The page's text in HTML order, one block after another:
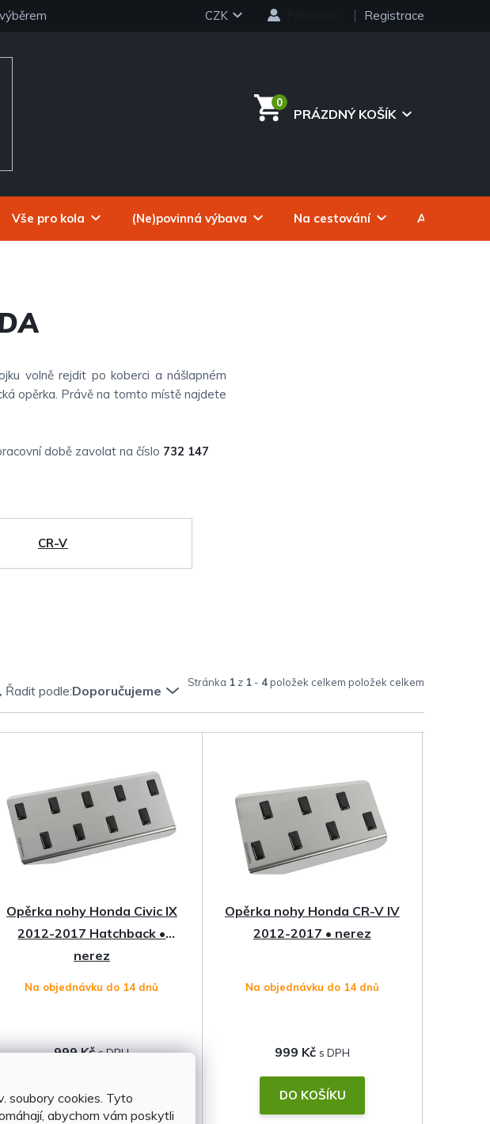
soubory cookies. Tyto
abychom vám poskytli
CZK Registrace
PRÁZDNÝ KOŠÍK
Vše pro kola (Ne)povinná výbava Na cestování
volně rejdit po koberci a nášlapném
opěrka. Právě na tomto místě najdete
době zavolat na číslo 732 147
CR-V
Stránka 1 z 1 - 4položek celkem
Řadit podle:Doporučujeme
Opěrka nohy Honda Civic IX
2012-2017 Hatchback •
nerez
Na objednávku do 14 dnů
999 Kč
DO KOŠÍKU
Opěrka nohy Honda CR-V IV
2012-2017 • nerez
Na objednávku do 14 dnů
999 Kč
DO KOŠÍKU